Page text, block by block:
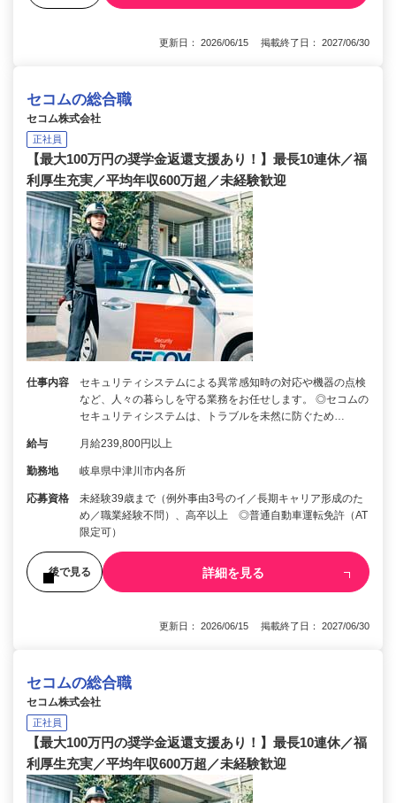
更新日： 2026/06/15 掲載終了日： 2027/06/30
セコムの総合職
セコム株式会社
正社員
【最大100万円の奨学金返還支援あり！】最長10連休／福
利厚生充実／平均年収600万超／未経験歓迎
仕事内容
セキュリティシステムによる異常感知時の対応や機器の点検
など、人々の暮らしを守る業務をお任せします。 ◎セコムの
セキュリティシステムは、トラブルを未然に防ぐため…
給与 月給239,800円以上
勤務地 岐阜県中津川市内各所
応募資格
未経験39歳まで（例外事由3号のイ／長期キャリア形成のた
め／職業経験不問）、高卒以上 ◎普通自動車運転免許（AT
限定可）
後で見る 詳細を見る
更新日： 2026/06/15 掲載終了日： 2027/06/30
セコムの総合職
セコム株式会社
正社員
【最大100万円の奨学金返還支援あり！】最長10連休／福
利厚生充実／平均年収600万超／未経験歓迎